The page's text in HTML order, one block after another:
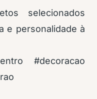
selecionados
e personalidade à
#decoracao